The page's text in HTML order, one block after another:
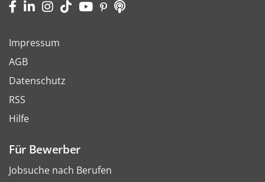
Impressum
AGB
Datenschutz
RSS
Hilfe
Für Bewerber
Jobsuche nach Berufen